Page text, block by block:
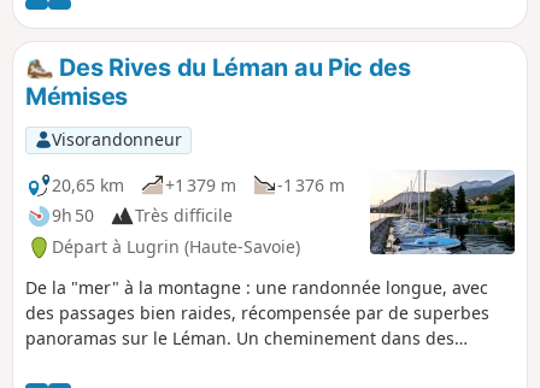
Des Rives du Léman au Pic des
Mémises
Visorandonneur
20,65 km
+1 379 m
-1 376 m
9h 50
Très difficile
Départ à Lugrin (Haute-Savoie)
De la "mer" à la montagne : une randonnée longue, avec
des passages bien raides, récompensée par de superbes
panoramas sur le Léman. Un cheminement dans des